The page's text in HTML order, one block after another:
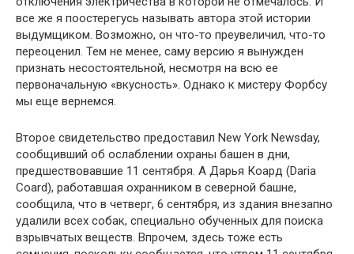
все же я поостерегусь называть автора этой истории
выдумщиком. Возможно, он что-то преувеличил, что-то
переоценил. Тем не менее, саму версию я вынужден
признать несостоятельной, несмотря на всю ее
первоначальную «вкусность». Однако к мистеру Форбсу
мы еще вернемся.
Второе свидетельство предоставил New York Newsday,
сообщивший об ослаблении охраны башен в дни,
предшествовавшие 11 сентября. А Дарья Коард (Daria
Coard), работавшая охранником в северной башне,
сообщила, что в четверг, 6 сентября, из здания внезапно
удалили всех собак, специально обученных для поиска
взрывчатых веществ. Впрочем, здесь тоже есть